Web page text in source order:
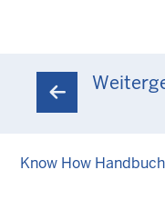
Know How